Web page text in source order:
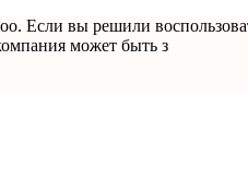
Если вы решили
может быть з